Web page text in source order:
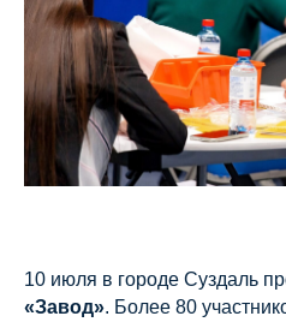
10 июля в городе Суздаль
«Завод». Более 80